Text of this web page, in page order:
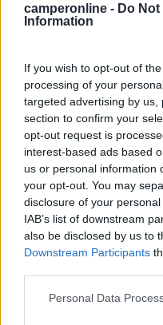
camperonline - Do
Information
If you wish to opt-out of
processing of your
targeted advertising by
section to confirm your
opt-out request is
interest-based ads based
us or personal information
your opt-out. You may
disclosure of your
IAB’s list of downstream
also be disclosed by us to
Downstream Participants
Please note that this
Personal Data
Area di sosta (AA)
Hotel Landhus
Servizi / Posizione
Struttura agrituristica
Nassauweg 1